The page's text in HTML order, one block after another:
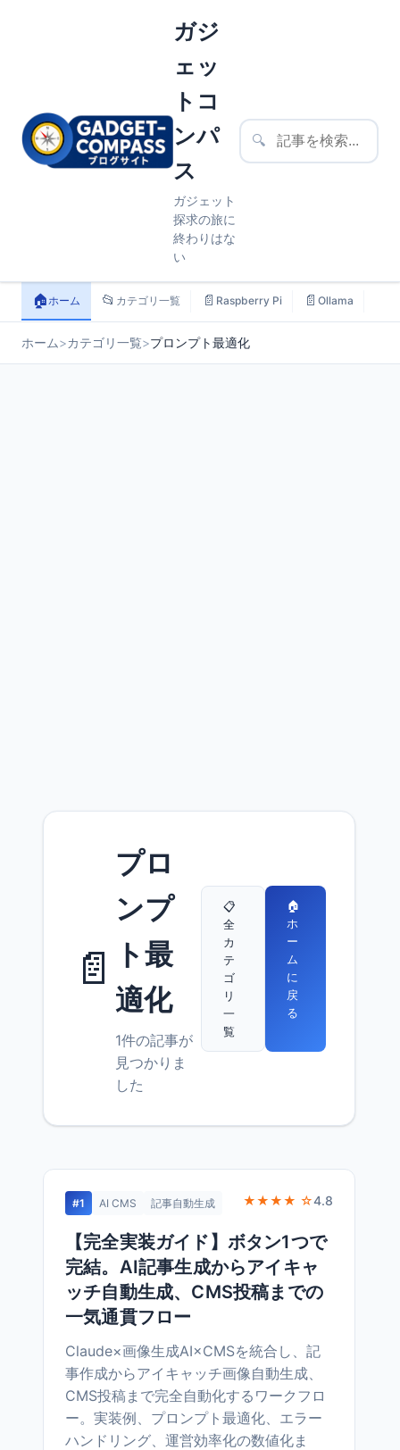
ガジ
ェッ
トコ
ンパ
ス
ガジェット
探求の旅に
終わりはな
い
🔍
🏠ホーム 📂 カテゴリ一覧 📄 Raspberry Pi 📄 Ollama
ホーム>カテゴリ一覧>プロンプト最適化
📄
プロ
ンプ
ト最
適化
1件の記事が
見つかりま
した
📋
全
カ
テ
ゴ
リ
一
覧
🏠
ホ
ー
ム
に
戻
る
#1 AI CMS 記事自動生成 ★★★★ ☆4.8
【完全実装ガイド】ボタン1つで
完結。AI記事生成からアイキャ
ッチ自動生成、CMS投稿までの
一気通貫フロー
Claude×画像生成AI×CMSを統合し、記
事作成からアイキャッチ画像自動生成、
CMS投稿まで完全自動化するワークフロ
ー。実装例、プロンプト最適化、エラー
ハンドリング、運営効率化の数値化ま